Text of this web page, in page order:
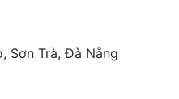
Sơn Trà, Đà Nẵng